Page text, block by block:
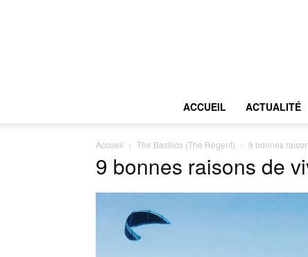
ACCUEIL ACTUALITÉ
Accueil The Basilico (The Regent) 9 bonnes
9 bonnes raisons de